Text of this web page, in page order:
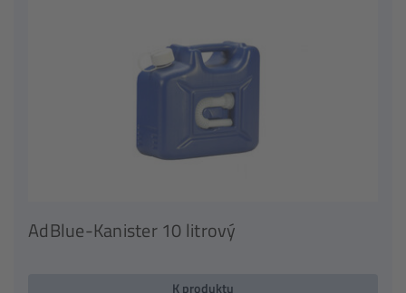
AdBlue-Kanister 10 litrový
K produktu